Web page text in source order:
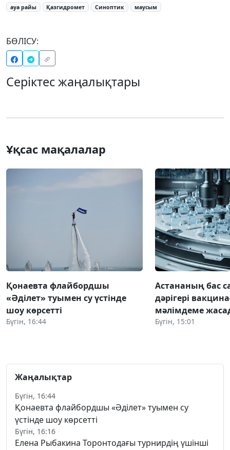
ауа райы Қазгидромет Синоптик маусым
БӨЛІСУ:
Серіктес жаңалықтары
Ұқсас мақалалар
Қонаевта флайбордшы
«Әділет» туымен су үстінде
шоу көрсетті
Бүгін, 16:44
Астананың бас
дәрігері
мәлімдеме
Бүгін, 15:01
Жаңалықтар
Бүгін, 16:44
Қонаевта флайбордшы «Әділет» туымен су
үстінде шоу көрсетті
Бүгін, 16:16
Елена Рыбакина Торонтодағы турнирдің үшінші